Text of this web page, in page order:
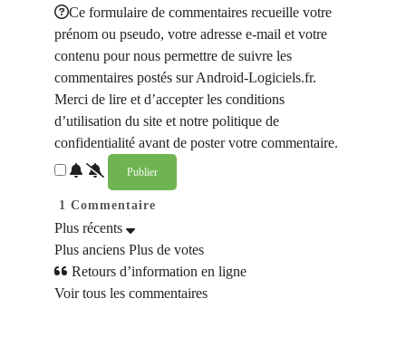
Ce formulaire de commentaires recueille votre
prénom ou pseudo, votre adresse e-mail et votre
contenu pour nous permettre de suivre les
commentaires postés sur Android-Logiciels.fr.
Merci de lire et d’accepter les conditions
d’utilisation du site et notre politique de
confidentialité avant de poster votre commentaire.
1 Commentaire
Plus récents
Plus anciens Plus de votes
Retours d’information en ligne
Voir tous les commentaires